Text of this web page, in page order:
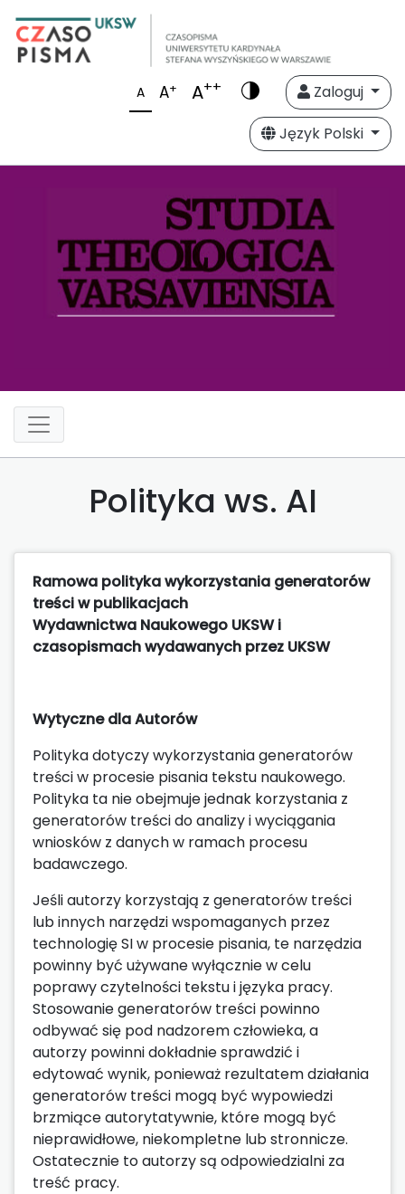
A A+ A++
Zaloguj
Język Polski
Polityka ws. AI
Ramowa polityka wykorzystania generatorów
treści w publikacjach
Wydawnictwa Naukowego UKSW i
czasopismach wydawanych przez UKSW
Wytyczne dla Autorów
Polityka dotyczy wykorzystania generatorów
treści w procesie pisania tekstu naukowego.
Polityka ta nie obejmuje jednak korzystania z
generatorów treści do analizy i wyciągania
wniosków z danych w ramach procesu
badawczego.
Jeśli autorzy korzystają z generatorów treści
lub innych narzędzi wspomaganych przez
technologię SI w procesie pisania, te narzędzia
powinny być używane wyłącznie w celu
poprawy czytelności tekstu i języka pracy.
Stosowanie generatorów treści powinno
odbywać się pod nadzorem człowieka, a
autorzy powinni dokładnie sprawdzić i
edytować wynik, ponieważ rezultatem działania
generatorów treści mogą być wypowiedzi
brzmiące autorytatywnie, które mogą być
nieprawidłowe, niekompletne lub stronnicze.
Ostatecznie to autorzy są odpowiedzialni za
treść pracy.